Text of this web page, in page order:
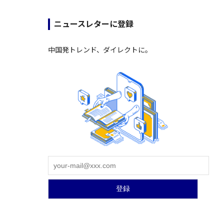
ニュースレターに登録
中国発トレンド、ダイレクトに。